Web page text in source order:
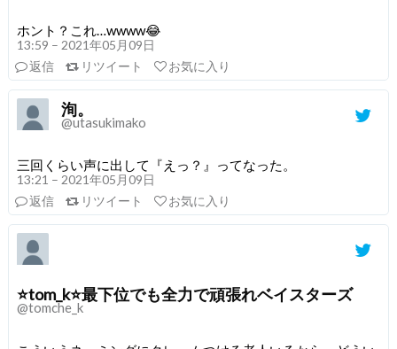
ホント？これ…wwww😂
13:59 – 2021年05月09日
返信
リツイート お気に入り
洵。
@utasukimako
三回くらい声に出して『えっ？』ってなった。
13:21 – 2021年05月09日
返信
リツイート お気に入り
⭐tom_k⭐最下位でも全力で頑張れベイスターズ
@tomche_k